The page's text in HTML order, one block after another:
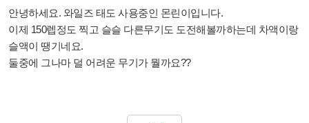
안녕하세요. 와일즈 태도 사용중인 몬린이입니다.
이제 150렙정도 찍고 슬슬 다른무기도 도전해볼까하는데 차액이랑
슬액이 땡기네요.
둘중에 그나마 덜 어려운 무기가 뭘까요??